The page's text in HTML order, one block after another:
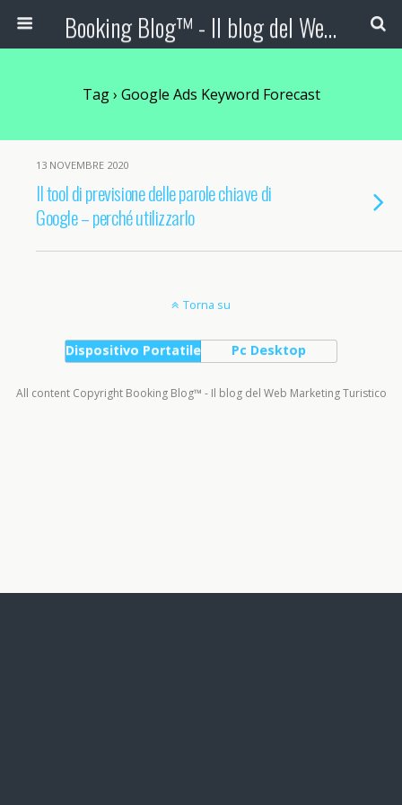
Booking Blog™ - Il blog del Web Marketing Turistico
Tag › Google Ads Keyword Forecast
13 NOVEMBRE 2020
Il tool di previsione delle parole chiave di
Google – perché utilizzarlo
Torna su
Dispositivo Portatile Pc Desktop
All content Copyright Booking Blog™ - Il blog del Web Marketing Turistico